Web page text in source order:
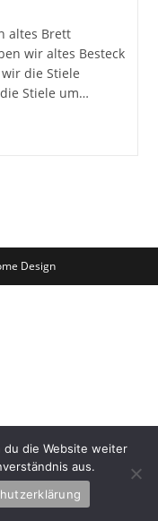
altes Brett
wir altes Besteck
die Stiele
Stiele um…
Design
du die Website weiter
aus.